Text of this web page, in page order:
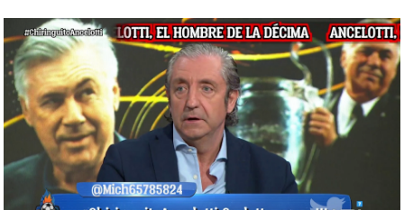
El Chiringuito
Madrid
Publicado:02 de junio de 2021, 02:58